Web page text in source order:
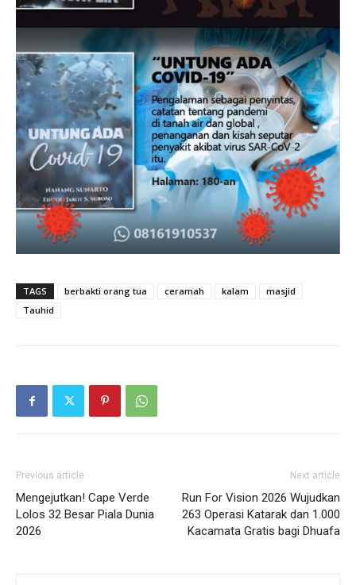
TAGS berbakti orang tua ceramah kalam
masjid
Tauhid
Previous article
Mengejutkan! Cape Verde
Lolos 32 Besar Piala Dunia
2026
Next article
Run For Vision 2026 Wujudkan
263 Operasi Katarak dan 1.000
Kacamata Gratis bagi Dhuafa